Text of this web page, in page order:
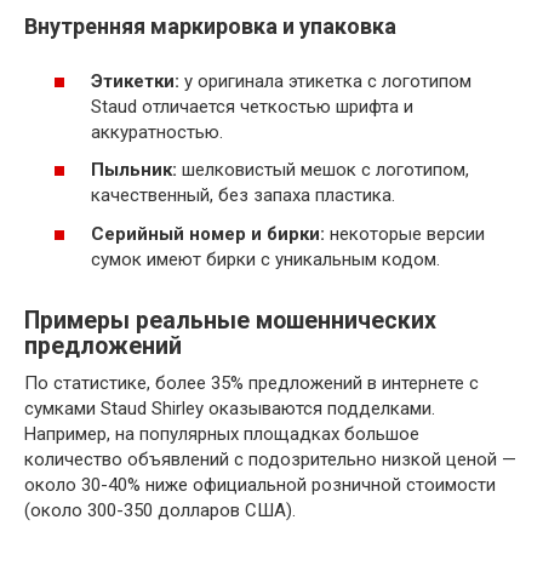
Внутренняя маркировка и упаковка
Этикетки: у оригинала этикетка с логотипом
Staud отличается четкостью шрифта и
аккуратностью.
Пыльник: шелковистый мешок с логотипом,
качественный, без запаха пластика.
Серийный номер и бирки: некоторые версии
сумок имеют бирки с уникальным кодом.
Примеры реальные мошеннических
предложений
По статистике, более 35% предложений в интернете с
сумками Staud Shirley оказываются подделками.
Например, на популярных площадках большое
количество объявлений с подозрительно низкой ценой —
около 30-40% ниже официальной розничной стоимости
(около 300-350 долларов США).